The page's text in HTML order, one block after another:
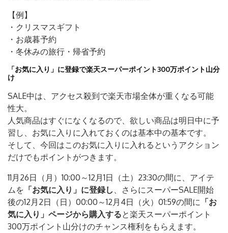
【例】
・クリスマスギフト
・お歳暮予約
・冬休みの旅行・帰省予約
「お気に入り」に登録で楽天スーパーポイント300万ポイント山分
け
SALE中は、アクセス殺到で楽天市場全体が重くなる可能
性大。
人気商品はすぐになくなるので、欲しい商品は明日中に予
習し、お気に入りに入れておくのは基本中の基本です。
そして、今回はこのお気に入りに入れるというアクション
だけでもポイントがつきます。
11月26日（月）10:00～12月1日（土）23:30の間に、アイテ
ムを 「お気に入り」に登録し 、さらにスーパーSALE開始
後の12月2日（日）00:00～12月4日（火）01:59の間に 「お
気に入り」ページから購入すると楽天スーパーポイント
300万ポイント山分けのチャンス権利をもらえます。